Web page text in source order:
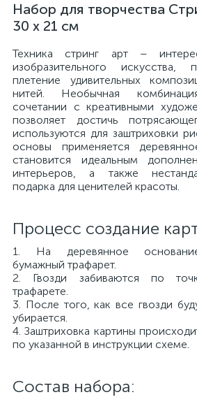
Набор для творчества
30 х 21 см
Техника стринг арт –
изобразительного искусства,
плетение удивительных
нитей. Необычная
сочетании с креативными
позволяет достичь
используются для заштриховки
основы применяется
становится идеальным
интерьеров, а также
подарка для ценителей красоты.
Процесс создание
1. На деревянное основание
бумажный трафарет.
2. Гвозди забиваются по
трафарете.
3. После того, как все гвозди
убирается.
4. Заштриховка картины
по указанной в инструкции схеме.
Состав набора: